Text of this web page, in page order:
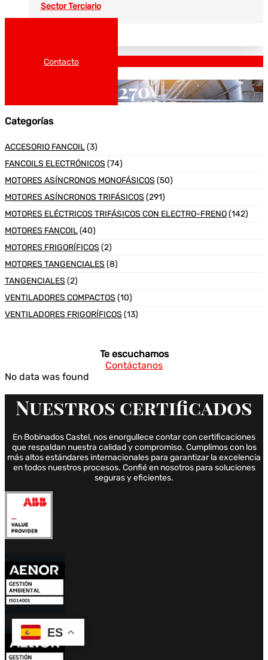
Sector Terciario
Contacto
270
Categorías
ACCESORIO FANCOIL(3)
FANCOILS ELECTRÓNICOS (74)
MOTORES ASÍNCRONOS MONOFÁSICOS (50)
MOTORES ASÍNCRONOS TRIFÁSICOS (291)
MOTORES ELÉCTRICOS TRIFÁSICOS CON ELECTRO-FRENO(142)
MOTORES FANCOIL(40)
MOTORES FRIGORÍFICOS (2)
MOTORES TANGENCIALES (8)
TANGENCIALES (2)
VENTILADORES COMPACTOS (10)
VENTILADORES FRIGORÍFICOS (13)
Te escuchamos
Contáctanos
No data was found
Nuestros certificados
En Bobinados Castel, nos enorgullece contar con certificaciones
que respaldan nuestra calidad y compromiso. Cumplimos con los
más altos estándares internacionales para garantizar la excelencia
en todos nuestros procesos. Confié en nosotros para soluciones
seguras y eficientes.
ES